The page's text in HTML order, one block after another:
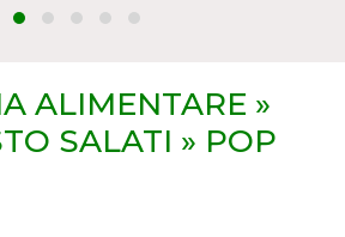
ALIMENTARE »
SALATI » POP